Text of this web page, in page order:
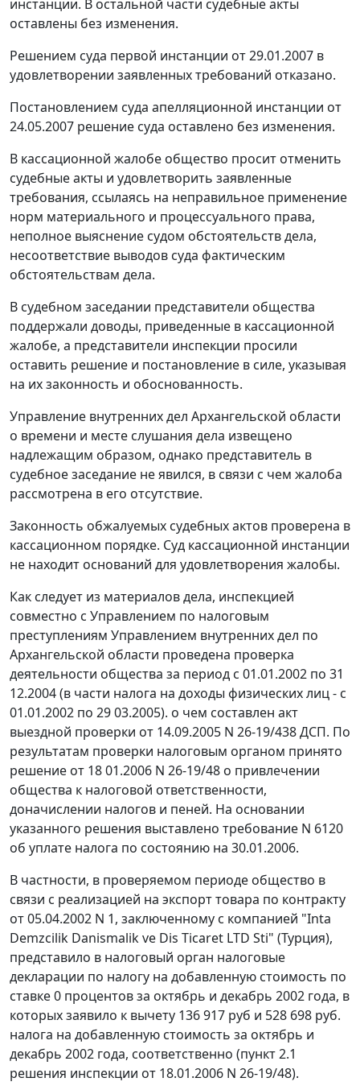
инстанции. В остальной части судебные акты
оставлены без изменения.
Решением суда первой инстанции от 29.01.2007 в
удовлетворении заявленных требований отказано.
Постановлением суда апелляционной инстанции от
24.05.2007 решение суда оставлено без изменения.
В кассационной жалобе общество просит отменить
судебные акты и удовлетворить заявленные
требования, ссылаясь на неправильное применение
норм материального и процессуального права,
неполное выяснение судом обстоятельств дела,
несоответствие выводов суда фактическим
обстоятельствам дела.
В судебном заседании представители общества
поддержали доводы, приведенные в кассационной
жалобе, а представители инспекции просили
оставить решение и постановление в силе, указывая
на их законность и обоснованность.
Управление внутренних дел Архангельской области
о времени и месте слушания дела извещено
надлежащим образом, однако представитель в
судебное заседание не явился, в связи с чем жалоба
рассмотрена в его отсутствие.
Законность обжалуемых судебных актов проверена в
кассационном порядке. Суд кассационной инстанции
не находит оснований для удовлетворения жалобы.
Как следует из материалов дела, инспекцией
совместно с Управлением по налоговым
преступлениям Управлением внутренних дел по
Архангельской области проведена проверка
деятельности общества за период с 01.01.2002 по 31
12.2004 (в части налога на доходы физических лиц - с
01.01.2002 по 29 03.2005). о чем составлен акт
выездной проверки от 14.09.2005 N 26-19/438 ДСП. По
результатам проверки налоговым органом принято
решение от 18 01.2006 N 26-19/48 о привлечении
общества к налоговой ответственности,
доначислении налогов и пеней. На основании
указанного решения выставлено требование N 6120
об уплате налога по состоянию на 30.01.2006.
В частности, в проверяемом периоде общество в
связи с реализацией на экспорт товара по контракту
от 05.04.2002 N 1, заключенному с компанией "Inta
Demzcilik Danismalik ve Dis Ticaret LTD Sti" (Турция),
представило в налоговый орган налоговые
декларации по налогу на добавленную стоимость по
ставке 0 процентов за октябрь и декабрь 2002 года, в
которых заявило к вычету 136 917 руб и 528 698 руб.
налога на добавленную стоимость за октябрь и
декабрь 2002 года, соответственно (пункт 2.1
решения инспекции от 18.01.2006 N 26-19/48).